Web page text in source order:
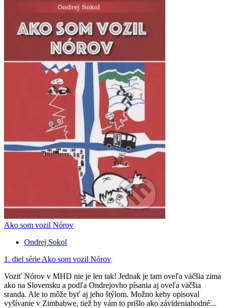
Ako som vozil Nórov
Ondrej Sokol
1. diel série Ako som vozil Nórov
Voziť Nórov v MHD nie je len tak! Jednak je tam oveľa väčšia zima
ako na Slovensku a podľa Ondrejovho písania aj oveľa väčšia
sranda. Ale to môže byť aj jeho štýlom. Možno keby opisoval
vyšívanie v Zimbabwe, tiež by vám to prišlo ako závideniahodné...